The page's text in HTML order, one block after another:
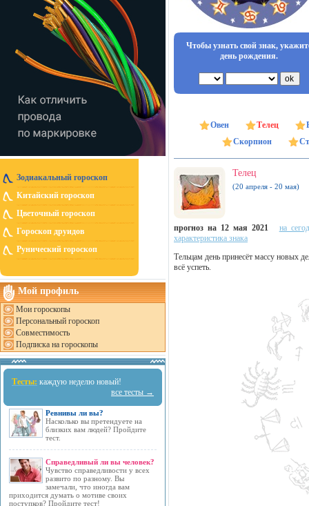
Зодиакальный гороскоп
Китайский гороскоп
Цветочный гороскоп
Гороскоп друидов
Рунический гороскоп
Мой профиль
Мои гороскопы
Персональный гороскоп
Совместимость
Подписка на гороскопы
Тесты: каждую неделю новый!
все тесты →
Ревнивы ли вы?
Насколько вы претендуете на
близких вам людей? Пройдите
тест.
Справедливый ли вы человек?
Чувство справедливости у всех
развито по разному. Вы
замечали, что иногда вам
приходится думать о мотиве своих
поступков? Пройдите тест!
Чтобы узнать свой знак,
день рождения.
Овен Телец
Скорпион
Телец
(20 апреля - 20 мая)
прогноз на 12 мая 2021
на
характеристика знака
Тельцам день принесёт массу новых
всё успеть.